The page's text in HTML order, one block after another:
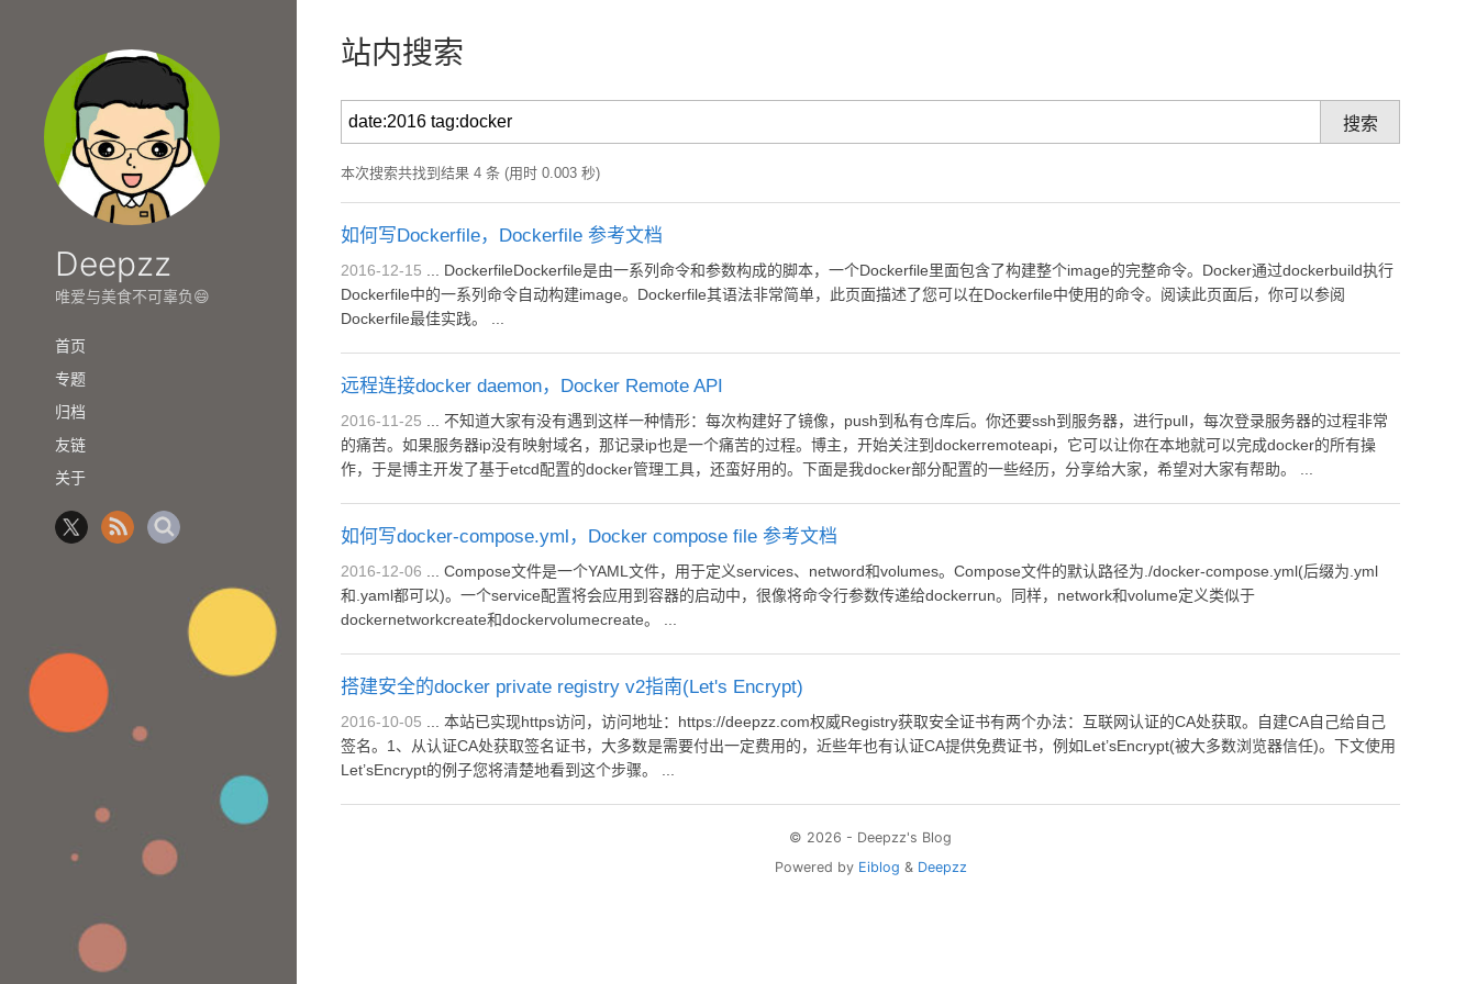
Deepzz
唯爱与美食不可辜负😄
首页
专题
归档
友链
关于
站内搜索
本次搜索共找到结果 4 条 (用时 0.003 秒)
如何写Dockerfile，Dockerfile 参考文档
2016-12-15
Dockerfile中的一系列命令自动构建image。Dockerfile其语法非常简单，此页面描述了您可以在Dockerfile中使用的命令。阅读此页面后，你可以参阅
Dockerfile最佳实践。 ...
远程连接docker daemon，Docker Remote API
2016-11-25
的痛苦。如果服务器ip没有映射域名，那记录ip也是一个痛苦的过程。博主，开始关注到dockerremoteapi，它可以让你在本地就可以完成docker的所有操
作，于是博主开发了基于etcd配置的docker管理工具，还蛮好用的。下面是我docker部分配置的一些经历，分享给大家，希望对大家有帮助。 ...
如何写docker-compose.yml，Docker compose file 参考文档
2016-12-06
和.yaml都可以)。一个service配置将会应用到容器的启动中，很像将命令行参数传递给dockerrun。同样，network和volume定义类似于
dockernetworkcreate和dockervolumecreate。 ...
搭建安全的docker private registry v2指南(Let's Encrypt)
2016-10-05
签名。1、从认证CA处获取签名证书，大多数是需要付出一定费用的，近些年也有认证CA提供免费证书，例如Let’sEncrypt(被大多数浏览器信任)。下文使用
Let’sEncrypt的例子您将清楚地看到这个步骤。 ...
© 2026 - Deepzz's Blog
Powered by Eiblog & Deepzz